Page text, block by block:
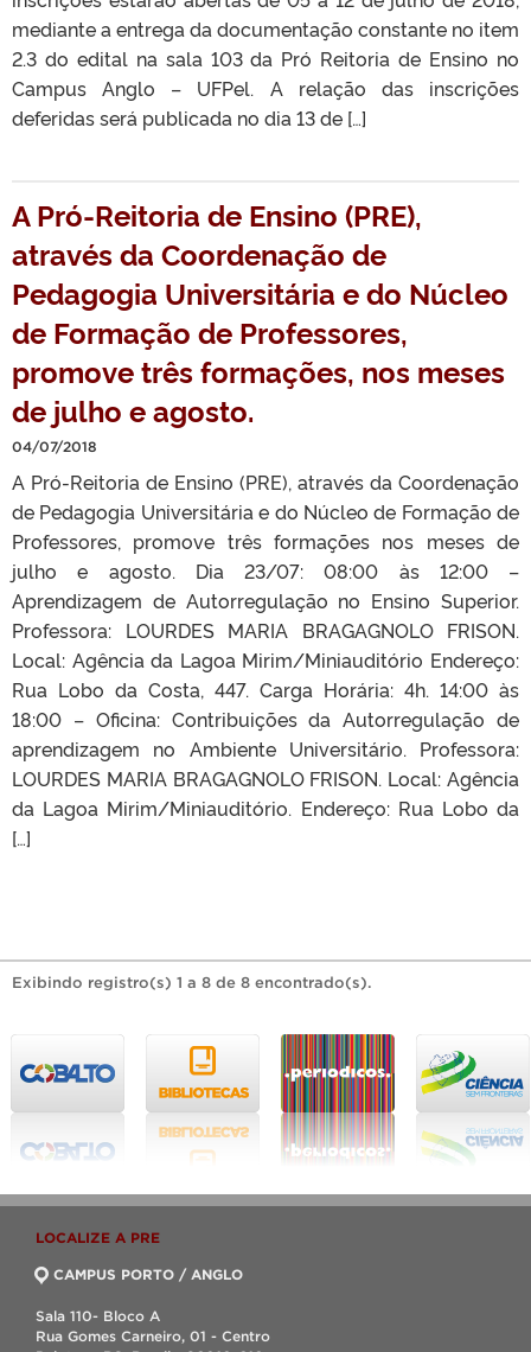
mediante a entrega da documentação constante no item
2.3 do edital na sala 103 da Pró Reitoria de Ensino no
Campus Anglo – UFPel. A relação das inscrições
deferidas será publicada no dia 13 de […]
A Pró-Reitoria de Ensino (PRE),
através da Coordenação de
Pedagogia Universitária e do Núcleo
de Formação de Professores,
promove três formações, nos meses
de julho e agosto.
04/07/2018
A Pró-Reitoria de Ensino (PRE), através da Coordenação
de Pedagogia Universitária e do Núcleo de Formação de
Professores, promove três formações nos meses de
julho e agosto. Dia 23/07: 08:00 às 12:00 –
Aprendizagem de Autorregulação no Ensino Superior.
Professora: LOURDES MARIA BRAGAGNOLO FRISON.
Local: Agência da Lagoa Mirim/Miniauditório Endereço:
Rua Lobo da Costa, 447. Carga Horária: 4h. 14:00 às
18:00 – Oficina: Contribuições da Autorregulação de
aprendizagem no Ambiente Universitário. Professora:
LOURDES MARIA BRAGAGNOLO FRISON. Local: Agência
da Lagoa Mirim/Miniauditório. Endereço: Rua Lobo da
[…]
Exibindo registro(s) 1 a 8 de 8 encontrado(s).
LOCALIZE A PRE
CAMPUS PORTO / ANGLO
Sala 110- Bloco A
Rua Gomes Carneiro, 01 - Centro